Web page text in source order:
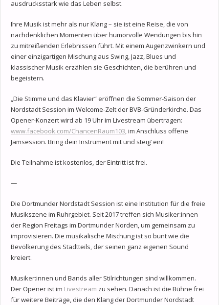
ausdrucksstark wie das Leben selbst.
Ihre Musik ist mehr als nur Klang – sie ist eine Reise, die von
nachdenklichen Momenten über humorvolle Wendungen bis hin
zu mitreißenden Erlebnissen führt. Mit einem Augenzwinkern und
einer einzigartigen Mischung aus Swing, Jazz, Blues und
klassischer Musik erzählen sie Geschichten, die berühren und
begeistern.
„Die Stimme und das Klavier“ eröffnen die Sommer-Saison der
Nordstadt Session im Welcome-Zelt der BVB-Gründerkirche. Das
Opener-Konzert wird ab 19 Uhr im Livestream übertragen:
www.facebook.com/ChancenRaum103, im Anschluss offene
Jamsession. Bring dein Instrument mit und steig‘ ein!
Die Teilnahme ist kostenlos, der Eintritt ist frei.
—
Die Dortmunder Nordstadt Session ist eine Institution für die freie
Musikszene im Ruhrgebiet. Seit 2017 treffen sich Musiker:innen
der Region Freitags im Dortmunder Norden, um gemeinsam zu
improvisieren. Die musikalische Mischung ist so bunt wie die
Bevölkerung des Stadtteils, der seinen ganz eigenen Sound
kreiert.
Musiker:innen und Bands aller Stilrichtungen sind willkommen.
Der Opener ist im Livestream zu sehen. Danach ist die Bühne frei
für weitere Beiträge, die den Klang der Dortmunder Nordstadt